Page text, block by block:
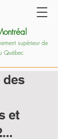
supérieur de
Québec
des
et